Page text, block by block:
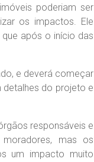
poderiam ser
os impactos. Ele
após o início das
e deverá começar
do projeto e
responsáveis e
mas os
um impacto muito